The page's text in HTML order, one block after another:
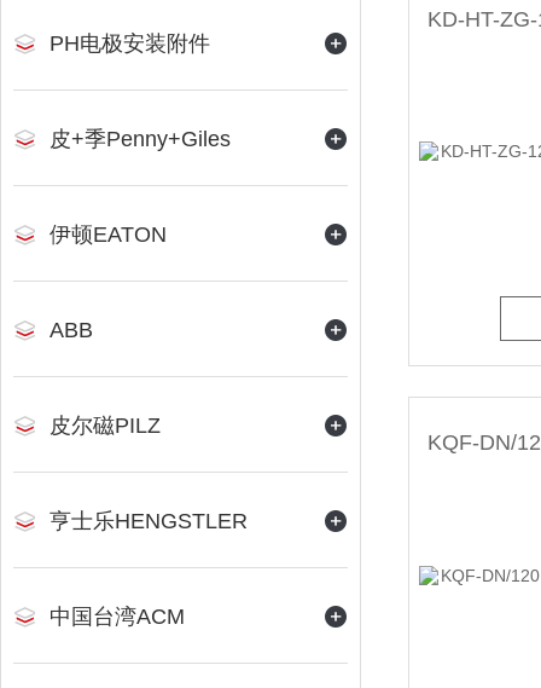
PH电极安装附件
皮+季Penny+Giles
伊顿EATON
ABB
皮尔磁PILZ
亨士乐HENGSTLER
中国台湾ACM